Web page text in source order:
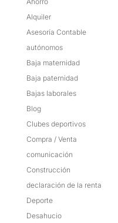
Alquiler
Asesoría Contable
autónomos
Baja maternidad
Baja paternidad
Bajas laborales
Blog
Clubes deportivos
Compra / Venta
comunicación
Construcción
declaración de la renta
Deporte
Desahucio